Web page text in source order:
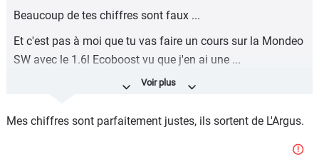
Beaucoup de tes chiffres sont faux ...
Et c'est pas à moi que tu vas faire un cours sur la Mondeo
SW avec le 1.6l Ecoboost vu que j'en ai une ...
Enfin continue à vivre dans ton monde, avec tes
Mes chiffres sont parfaitement justes, ils sortent de L'Argus.